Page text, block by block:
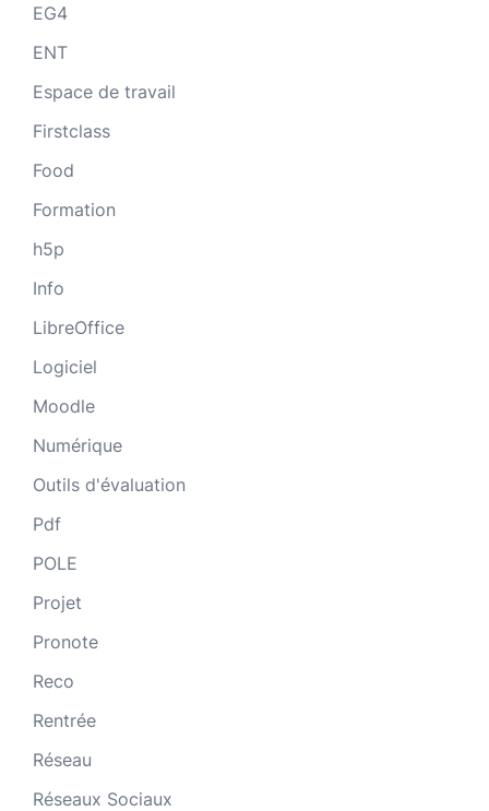
EG4
ENT
Espace de travail
Firstclass
Food
Formation
h5p
Info
LibreOffice
Logiciel
Moodle
Numérique
Outils d'évaluation
Pdf
POLE
Projet
Pronote
Reco
Rentrée
Réseau
Réseaux Sociaux